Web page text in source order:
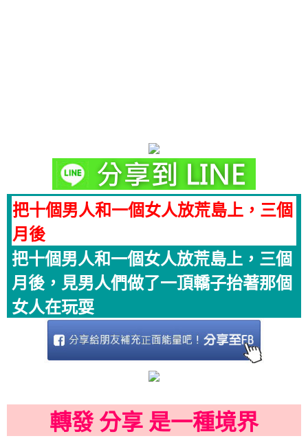
把十個男人和一個女人放荒島上，三個
月後
把十個男人和一個女人放荒島上，三個
月後，見男人們做了一頂轎子抬著那個
女人在玩耍
轉發 分享 是一種境界